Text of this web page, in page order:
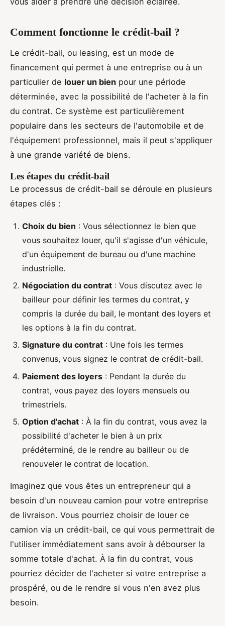
Comment fonctionne le crédit-bail ?
Le crédit-bail, ou leasing, est un mode de
financement qui permet à une entreprise ou à un
particulier de louer un bien pour une période
déterminée, avec la possibilité de l'acheter à la fin
du contrat. Ce système est particulièrement
populaire dans les secteurs de l'automobile et de
l'équipement professionnel, mais il peut s'appliquer
à une grande variété de biens.
Les étapes du crédit-bail
Le processus de crédit-bail se déroule en plusieurs
étapes clés :
Choix du bien : Vous sélectionnez le bien que
vous souhaitez louer, qu'il s'agisse d'un véhicule,
d'un équipement de bureau ou d'une machine
industrielle.
Négociation du contrat : Vous discutez avec le
bailleur pour définir les termes du contrat, y
compris la durée du bail, le montant des loyers et
les options à la fin du contrat.
Signature du contrat : Une fois les termes
convenus, vous signez le contrat de crédit-bail.
Paiement des loyers : Pendant la durée du
contrat, vous payez des loyers mensuels ou
trimestriels.
Option d'achat : À la fin du contrat, vous avez la
possibilité d'acheter le bien à un prix
prédéterminé, de le rendre au bailleur ou de
renouveler le contrat de location.
Imaginez que vous êtes un entrepreneur qui a
besoin d'un nouveau camion pour votre entreprise
de livraison. Vous pourriez choisir de louer ce
camion via un crédit-bail, ce qui vous permettrait de
l'utiliser immédiatement sans avoir à débourser la
somme totale d'achat. À la fin du contrat, vous
pourriez décider de l'acheter si votre entreprise a
prospéré, ou de le rendre si vous n'en avez plus
besoin.